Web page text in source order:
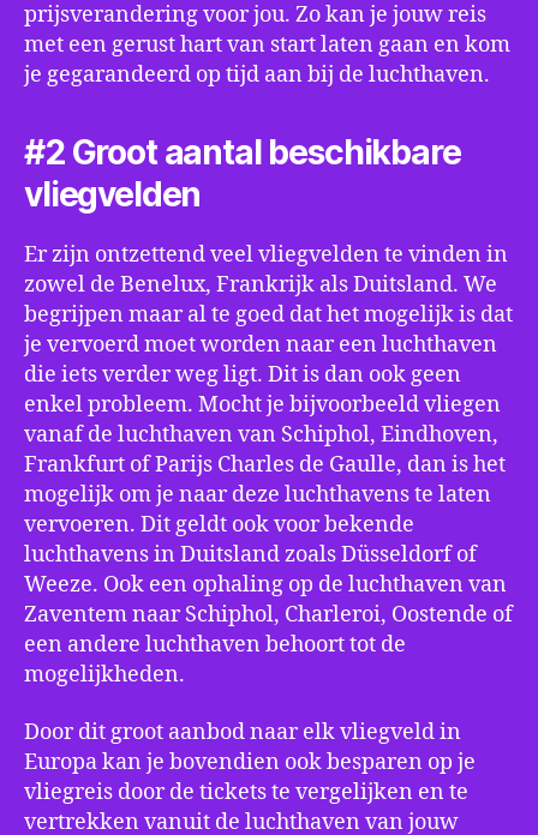
prijsverandering voor jou. Zo kan je jouw reis
met een gerust hart van start laten gaan en kom
je gegarandeerd op tijd aan bij de luchthaven.
#2 Groot aantal beschikbare
vliegvelden
Er zijn ontzettend veel vliegvelden te vinden in
zowel de Benelux, Frankrijk als Duitsland. We
begrijpen maar al te goed dat het mogelijk is dat
je vervoerd moet worden naar een luchthaven
die iets verder weg ligt. Dit is dan ook geen
enkel probleem. Mocht je bijvoorbeeld vliegen
vanaf de luchthaven van Schiphol, Eindhoven,
Frankfurt of Parijs Charles de Gaulle, dan is het
mogelijk om je naar deze luchthavens te laten
vervoeren. Dit geldt ook voor bekende
luchthavens in Duitsland zoals Düsseldorf of
Weeze. Ook een ophaling op de luchthaven van
Zaventem naar Schiphol, Charleroi, Oostende of
een andere luchthaven behoort tot de
mogelijkheden.
Door dit groot aanbod naar elk vliegveld in
Europa kan je bovendien ook besparen op je
vliegreis door de tickets te vergelijken en te
vertrekken vanuit de luchthaven van jouw